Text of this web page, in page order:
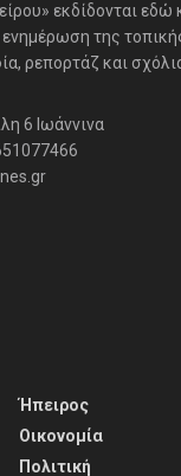
εκδίδονται εδώ
της
ρεπορτάζ και
6 Ιωάννινα
Ήπειρος
Οικονομία
Πολιτική